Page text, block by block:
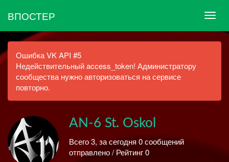
ВПОСТЕР
Ошибка VK API #5
Недействительный access_token! Администратору
сообщества нужно авторизоваться на сервисе
повторно.
AN-6 St. Oskol
Всего 3, за сегодня 0 сообщений
отправлено / Рейтинг 0